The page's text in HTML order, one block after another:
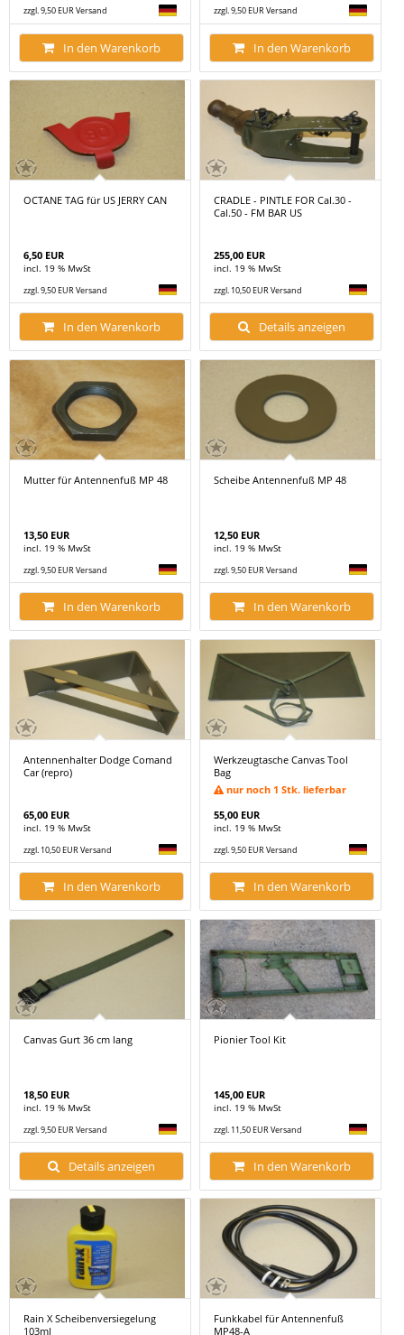
zzgl. 9,50 EUR Versand
In den Warenkorb
zzgl. 9,50 EUR Versand
In den Warenkorb
OCTANE TAG für US JERRY CAN
6,50 EUR
incl. 19 % MwSt
zzgl. 9,50 EUR Versand
In den Warenkorb
CRADLE - PINTLE FOR Cal.30 -
Cal.50 - FM BAR US
255,00 EUR
incl. 19 % MwSt
zzgl. 10,50 EUR Versand
Details anzeigen
Mutter für Antennenfuß MP 48
13,50 EUR
incl. 19 % MwSt
zzgl. 9,50 EUR Versand
In den Warenkorb
Scheibe Antennenfuß MP 48
12,50 EUR
incl. 19 % MwSt
zzgl. 9,50 EUR Versand
In den Warenkorb
Antennenhalter Dodge Comand
Car (repro)
65,00 EUR
incl. 19 % MwSt
zzgl. 10,50 EUR Versand
In den Warenkorb
Werkzeugtasche Canvas Tool
Bag
nur noch 1 Stk. lieferbar
55,00 EUR
incl. 19 % MwSt
zzgl. 9,50 EUR Versand
In den Warenkorb
Canvas Gurt 36 cm lang
18,50 EUR
incl. 19 % MwSt
zzgl. 9,50 EUR Versand
Details anzeigen
Pionier Tool Kit
145,00 EUR
incl. 19 % MwSt
zzgl. 11,50 EUR Versand
In den Warenkorb
Rain X Scheibenversiegelung
103ml
Funkkabel für Antennenfuß
MP48-A